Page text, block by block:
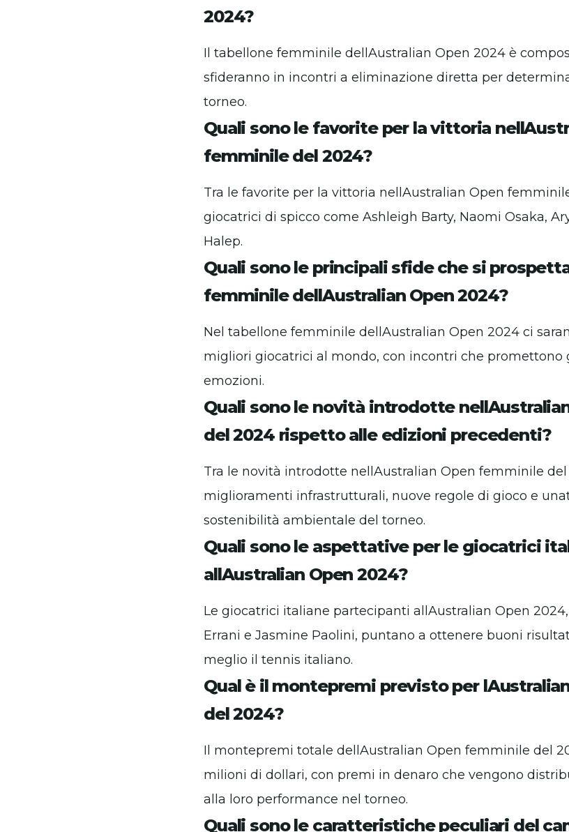
2024?
Il tabellone femminile dellAustralian Open 2024 è
sfideranno in incontri a eliminazione diretta per
torneo.
Quali sono le favorite per la vittoria
femminile del 2024?
Tra le favorite per la vittoria nellAustralian Open
giocatrici di spicco come Ashleigh Barty, Naomi Osaka,
Halep.
Quali sono le principali sfide che si
femminile dellAustralian Open 2024?
Nel tabellone femminile dellAustralian Open 2024 ci
migliori giocatrici al mondo, con incontri che promettono
emozioni.
Quali sono le novità introdotte
del 2024 rispetto alle edizioni precedenti?
Tra le novità introdotte nellAustralian Open femminile del
miglioramenti infrastrutturali, nuove regole di gioco e
sostenibilità ambientale del torneo.
Quali sono le aspettative per le giocatrici
allAustralian Open 2024?
Le giocatrici italiane partecipanti allAustralian Open
Errani e Jasmine Paolini, puntano a ottenere buoni
meglio il tennis italiano.
Qual è il montepremi previsto per
del 2024?
Il montepremi totale dellAustralian Open femminile del
milioni di dollari, con premi in denaro che vengono
alla loro performance nel torneo.
Quali sono le caratteristiche peculiari del